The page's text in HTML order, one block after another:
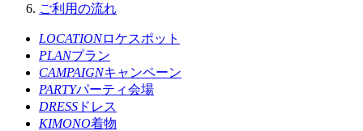
ご利用の流れ
LOCATIONロケスポット
PLANプラン
CAMPAIGNキャンペーン
PARTYパーティ会場
DRESS ドレス
KIMONO着物